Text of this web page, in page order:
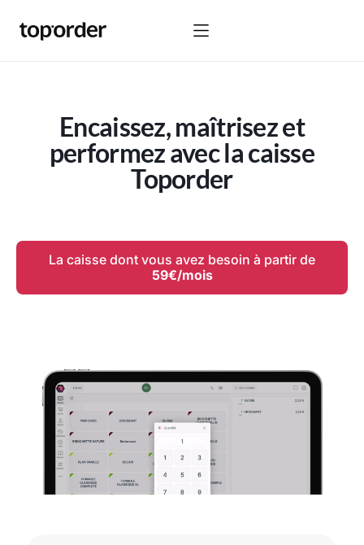
Encaissez, maîtrisez et
performez avec la caisse
Toporder
La caisse dont vous avez besoin à partir de
59€/mois